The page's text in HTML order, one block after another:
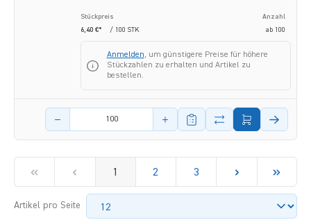
Stückpreis
Anzahl
6,40 €*
/ 100 STK ab 100
Anmelden, um günstigere Preise für höhere
Stückzahlen zu erhalten und Artikel zu
bestellen.
Menge des Artikels
1 2 3
Artikel pro Seite